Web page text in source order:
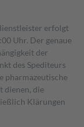
erfolgt
Uhr. Der genaue
der
des Spediteurs
pharmazeutische
dienen, die
Klärungen